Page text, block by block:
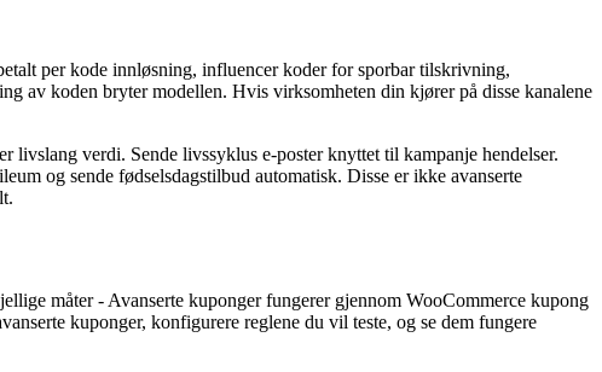
per kode innløsning, influencer koder for sporbar tilskrivning,
av koden bryter modellen. Hvis virksomheten din kjører på disse kanalene
livslang verdi. Sende livssyklus e-poster knyttet til kampanje hendelser.
og sende fødselsdagstilbud automatisk. Disse er ikke avanserte
måter - Avanserte kuponger fungerer gjennom WooCommerce kupong
kuponger, konfigurere reglene du vil teste, og se dem fungere